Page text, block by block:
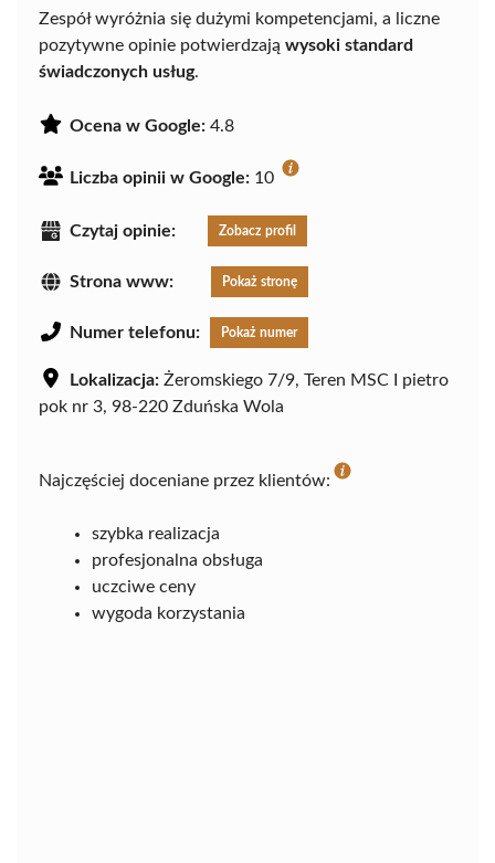
Zespół wyróżnia się dużymi kompetencjami, a liczne
pozytywne opinie potwierdzają wysoki standard
świadczonych usług.
Ocena w Google: 4.8
Liczba opinii w Google: 10
Czytaj opinie: Zobacz profil
Strona www: Pokaż stronę
Numer telefonu: Pokaż numer
Lokalizacja: Żeromskiego 7/9, Teren MSC I pietro
pok nr 3, 98-220 Zduńska Wola
Najczęściej doceniane przez klientów:
szybka realizacja
profesjonalna obsługa
uczciwe ceny
wygoda korzystania